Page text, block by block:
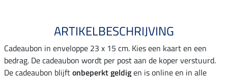
ARTIKELBESCHRIJVING
Cadeaubon in enveloppe 23 x 15 cm. Kies een kaart en een
bedrag. De cadeaubon wordt per post aan de koper verstuurd.
De cadeaubon blijftonbeperkt geldigen is online en in alle